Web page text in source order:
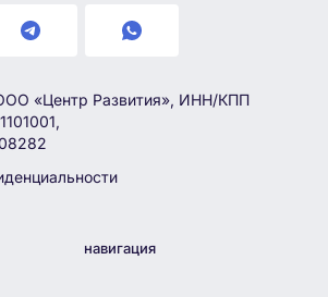
«Центр Развития», ИНН/КПП
навигация